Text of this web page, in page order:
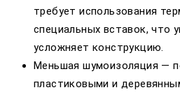
требует использования
специальных вставок, что
усложняет конструкцию.
Меньшая шумоизоляция —
пластиковыми и